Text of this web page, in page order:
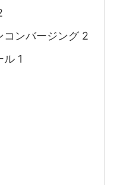
コンバージング 2
1